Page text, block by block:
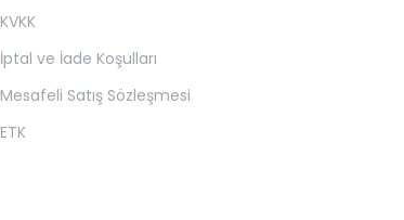
KVKK
İptal ve İade Koşulları
Mesafeli Satış Sözleşmesi
ETK